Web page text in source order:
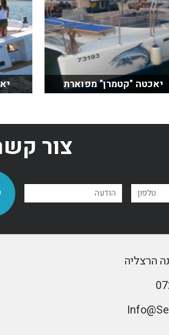
יאכטה "קטמרן" מפוארת
צור